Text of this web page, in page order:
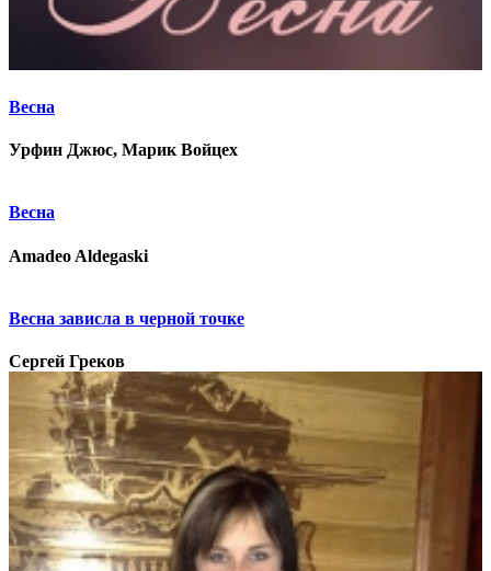
Весна
Урфин Джюс, Марик Войцех
Весна
Amadeo Aldegaski
Весна зависла в черной точке
Сергей Греков